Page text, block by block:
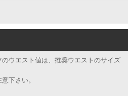
ウエスト値は、推奨ウエストのサイズ
下さい。